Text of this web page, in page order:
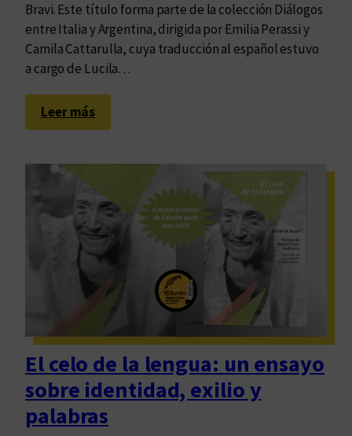
Bravi. Este título forma parte de la colección Diálogos
entre Italia y Argentina, dirigida por Emilia Perassi y
Camila Cattarulla, cuya traducción al español estuvo
a cargo de Lucila…
Leer más:
E
u
n
d
l
p
e
r
s
o
El celo de la lengua: un ensayo
sobre identidad, exilio y
palabras